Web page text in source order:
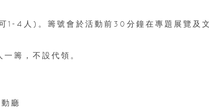
1-4人)。籌號會於活動前30分鐘在專題展覽及
籌，不設代領。
廳